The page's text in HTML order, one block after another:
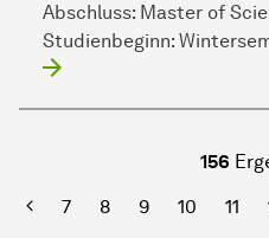
Abschluss: Master of
Studienbeginn:
156
Seite
Vorherige
7 8 9 10 11